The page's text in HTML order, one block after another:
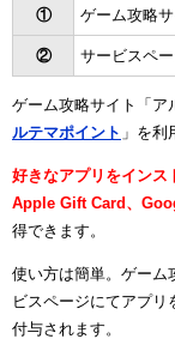
① ゲーム攻略
② サービスペ
ゲーム攻略サイト「ア
ルテマポイント 」を利
好きなアプリをイン
Apple Gift Card、
得できます。
使い方は簡単。ゲーム
ビスページにてアプ
付与されます。